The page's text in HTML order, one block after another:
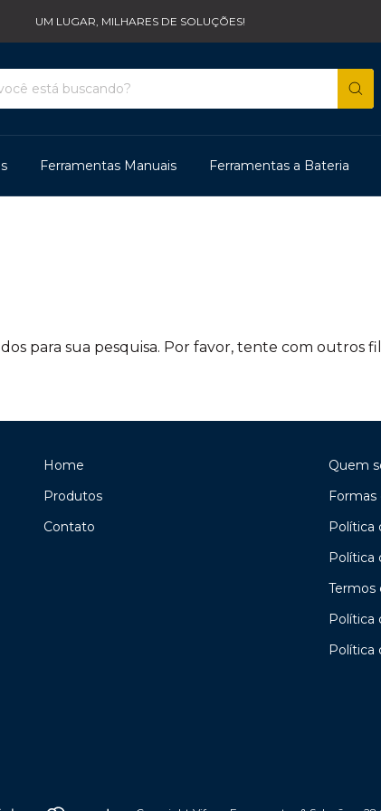
UM LUGAR, MILHARES DE SOLUÇÕES!
Ferramentas Manuais Ferramentas a Bateria
para sua pesquisa. Por favor, tente com outros
Home
Produtos
Contato
Quem
Política
Política
Termos
Política
Política